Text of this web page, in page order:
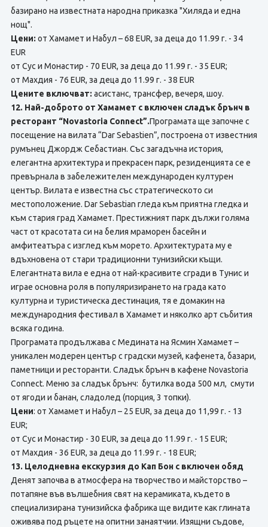
базирано на известната народна приказка "Хиляда и една
нощ".
Цени: от Хамамет и Набул – 68 EUR, за деца до 11.99 г. - 34
EUR
от Сус и Монастир - 70 EUR, за деца до 11.99 г. - 35 EUR;
от Махдия - 76 EUR, за деца до 11.99 г. - 38 EUR
Цените включват: асистанс, трансфер, вечеря, шоу.
12. Най-доброто от Хамамет с включен сладък брънч в
ресторант “Novastoria Connect”.Програмата ще започне с
посещение на вилата “Dar Sebastien”, построенa от известния
румънец Джордж Себастиан. Със загадъчна история,
елегантна архитектура и прекрасен парк, резиденцията се е
превърнала в забележителен международен културен
център. Вилата е известна със стратегическото си
местоположение. Dar Sebastian гледа към приятна гледка и
към стария град Хамамет. Престижният парк дължи голяма
част от красотата си на белия мраморен басейн и
амфитеатъра с изглед към морето. Архитектурата му е
вдъхновена от стари традиционни тунизийски къщи.
Елегантната вила е една от най-красивите сгради в Тунис и
играе основна роля в популяризирането на града като
културна и туристическа дестинация, тя е домакин на
международния фестивал в Хамамет и няколко арт събития
всяка година.
Програмата продължава с Медината на Ясмин Хамамет –
уникален модерен център с градски музей, кафенета, базари,
паметници и ресторанти. Сладък брънч в кафене Novastoria
Connect. Меню за сладък брънч: бутилка вода 500 мл, смути
от ягоди и банан, сладолед (порция, 3 топки).
Цени: от Хамамет и Набул – 25 EUR, за деца до 11,99 г. - 13
EUR;
от Сус и Монастир - 30 EUR, за деца до 11.99 г. - 15 EUR;
от Махдия - 36 EUR, за деца до 11.99 г. - 18 EUR;
13. Целодневна екскурзия до Кап Бон с включен обяд
Денят започва в атмосфера на творчество и майсторство –
потапяне във вълшебния свят на керамиката, където в
специализирана тунизийска фабрика ще видите как глината
оживява под ръцете на опитни занаятчии. Изящни съдове,